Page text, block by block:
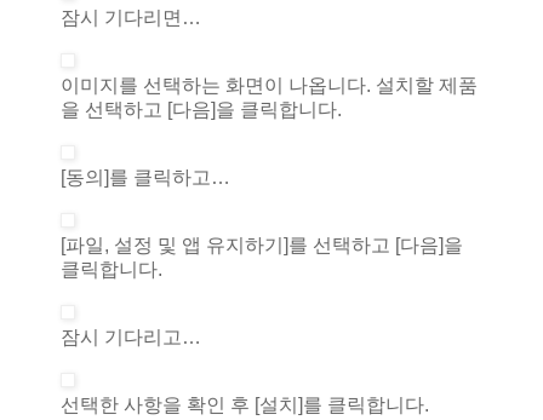
잠시 기다리면…
이미지를 선택하는 화면이 나옵니다. 설치할 제품
을 선택하고 [다음]을 클릭합니다.
[동의]를 클릭하고…
[파일, 설정 및 앱 유지하기]를 선택하고 [다음]을
클릭합니다.
잠시 기다리고…
선택한 사항을 확인 후 [설치]를 클릭합니다.